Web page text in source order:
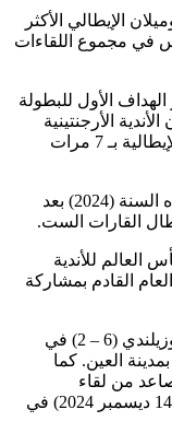
وميلان الإيطالي الأكثر
13 هدفاً (7 – 6) لسانتوس في مجموع اللقاءات
الأول للبطولة
الأرجنتينية
الأكثر حصولاً على اللقب برصيد 9 مرات ثم الإيطالية بـ 7 مرات
ويأتي قرار الاتحاد الدولي بعودتها بداية من هذه السنة (2024) بعد
العالم للأندية
القادم بمشاركة
و فاز العين الإماراتي، على أوكلاند سيتي النيوزيلندي (6 – 2) في
الماضي بمدينة العين. كما
من لقاء
“باتشوكا” المكسيكي وبطل أمريكا الجنوبية (14 ديسمبر 2024) في